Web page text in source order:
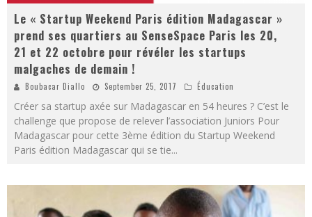
Le « Startup Weekend Paris édition Madagascar »
prend ses quartiers au SenseSpace Paris les 20,
21 et 22 octobre pour révéler les startups
malgaches de demain !
Boubacar Diallo September 25, 2017 Éducation
Créer sa startup axée sur Madagascar en 54 heures ? C’est le
challenge que propose de relever l’association Juniors Pour
Madagascar pour cette 3ème édition du Startup Weekend
Paris édition Madagascar qui se tie...